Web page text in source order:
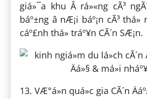
giá»¯a khu Â rá»«ng cÃ³
báº±ng â nÆ¡i báº¡n cÃ³
cáº£nh thá» tráº¥n CÃ´n SÆ¡n.
13. VÆ°á»n quá»c gia CÃ´n